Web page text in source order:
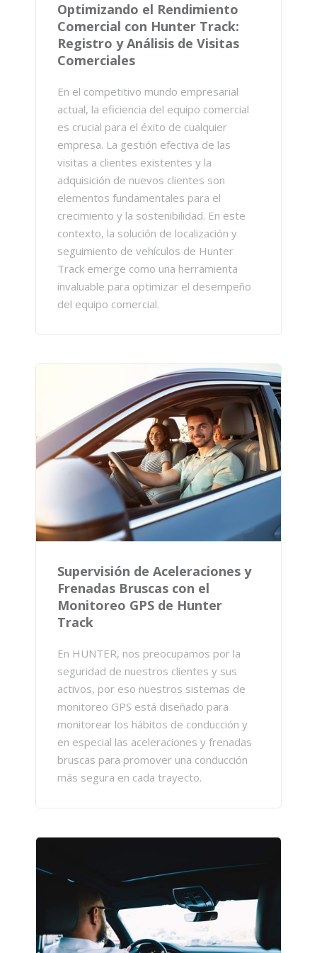
Optimizando el Rendimiento
Comercial con Hunter Track:
Registro y Análisis de Visitas
Comerciales
En el competitivo mundo empresarial
actual, la eficiencia del equipo comercial
es crucial para el éxito de cualquier
empresa. La gestión efectiva de las
visitas a clientes existentes y la
adquisición de nuevos clientes son
elementos fundamentales para el
crecimiento y la sostenibilidad. En este
contexto, la solución de localización y
seguimiento de vehículos de Hunter
Track emerge como una herramienta
invaluable para optimizar el desempeño
del equipo comercial.
Supervisión de Aceleraciones y
Frenadas Bruscas con el
Monitoreo GPS de Hunter
Track
En HUNTER, nos preocupamos por la
seguridad de nuestros clientes y sus
activos, por eso nuestros sistemas de
monitoreo GPS está diseñado para
monitorear los hábitos de conducción y
en especial las aceleraciones y frenadas
bruscas para promover una conducción
más segura en cada trayecto.